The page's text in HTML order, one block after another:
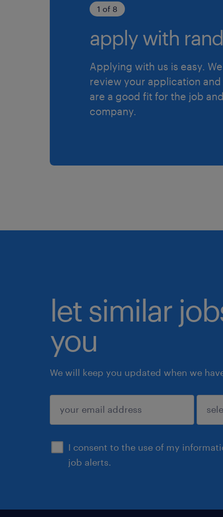
1 of 8
apply with
Applying with us is easy.
review your application and
are a good fit for the job
company.
let similar
you
We will keep you updated when we
I consent to the use of my
job alerts.
submit